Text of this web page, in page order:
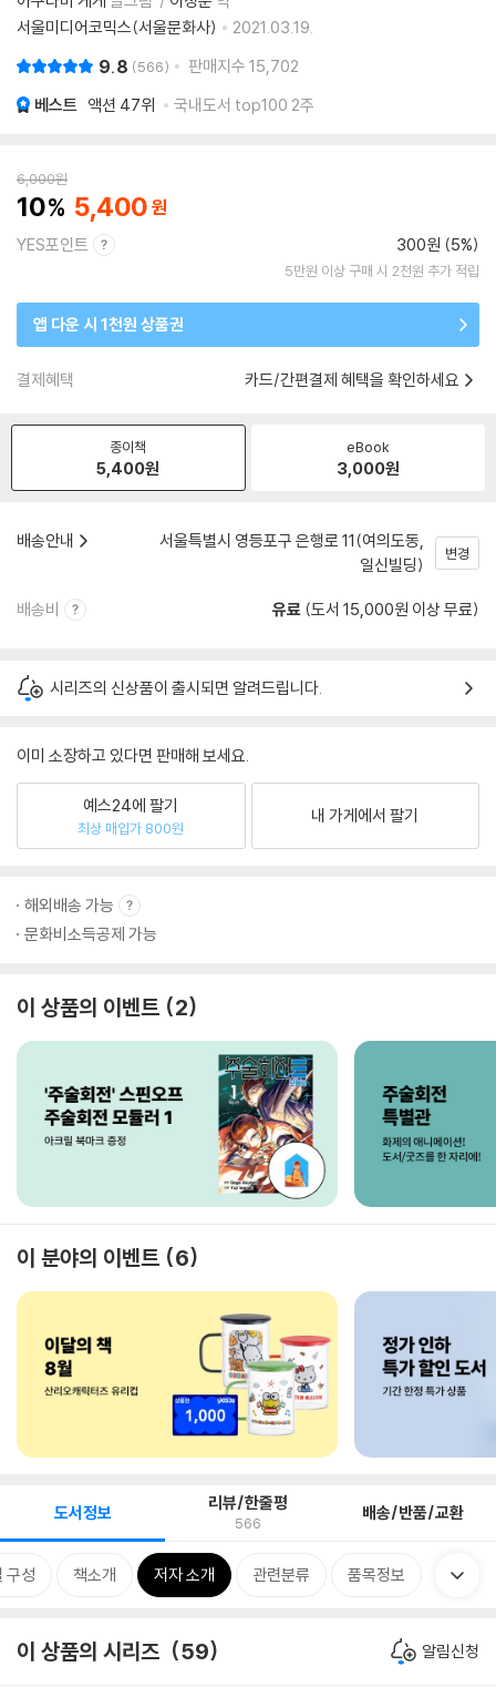
서울미디어코믹스(서울문화사)
2021.03.19.
9.8 566 판매지수 15,702
베스트 액션 47위 국내도서 top100 2주
6,000원
10 5,400
YES포인트 300원 (5%)
5만원 이상 구매 시 2천원 추가 적립
앱 다운 시 1천원 상품권
결제혜택 카드/간편결제 혜택을 확인하세요
종이책
5,400원
eBook
3,000원
배송안내
서울특별시 영등포구 은행로 11(여의도동,
일신빌딩)
변경
배송비 유료 (도서 15,000원 이상 무료)
시리즈의 신상품이 출시되면 알려드립니다.
이미 소장하고 있다면 판매해 보세요.
예스24에 팔기
최상 매입가 800원
내 가게에서 팔기
해외배송 가능
문화비소득공제 가능
이 상품의 이벤트 2
이 분야의 이벤트 6
도서정보 리뷰/한줄평
566 배송/반품/교환
구성 책소개 저자 소개 관련분류 품목정보
이 상품의 시리즈 59 알림신청